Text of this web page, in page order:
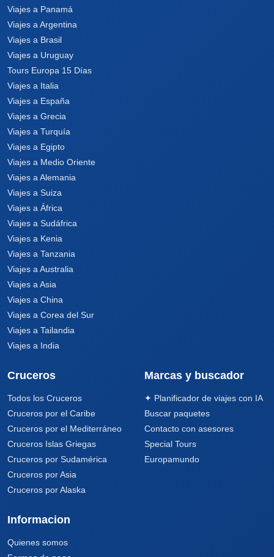
Viajes a Panamá
Viajes a Argentina
Viajes a Brasil
Viajes a Uruguay
Tours Europa 15 Días
Viajes a Italia
Viajes a España
Viajes a Grecia
Viajes a Turquía
Viajes a Egipto
Viajes a Medio Oriente
Viajes a Alemania
Viajes a Suiza
Viajes a África
Viajes a Sudáfrica
Viajes a Kenia
Viajes a Tanzania
Viajes a Australia
Viajes a Asia
Viajes a China
Viajes a Corea del Sur
Viajes a Tailandia
Viajes a India
Cruceros
Todos los Cruceros
Cruceros por el Caribe
Cruceros por el Mediterráneo
Cruceros Islas Griegas
Cruceros por Sudamérica
Cruceros por Asia
Cruceros por Alaska
Marcas y buscador
✦ Planificador de viajes con IA
Buscar paquetes
Contacto con asesores
Special Tours
Europamundo
Informacion
Quienes somos